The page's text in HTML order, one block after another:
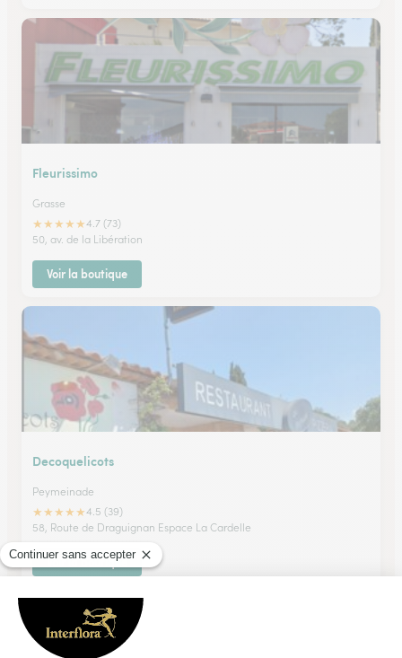
Fleurissimo
Grasse
★★★★★4.7 (73)
50, av. de la Libération
Voir la boutique
Decoquelicots
Peymeinade
★★★★★4.5 (39)
58, Route de Draguignan Espace La Cardelle
Voir la boutique